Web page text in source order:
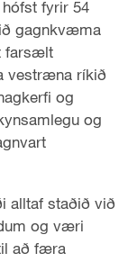
fyrir 54
gagnkvæma
farsælt
vestræna ríkið
og
og
alltaf staðið við
og væri
að færa